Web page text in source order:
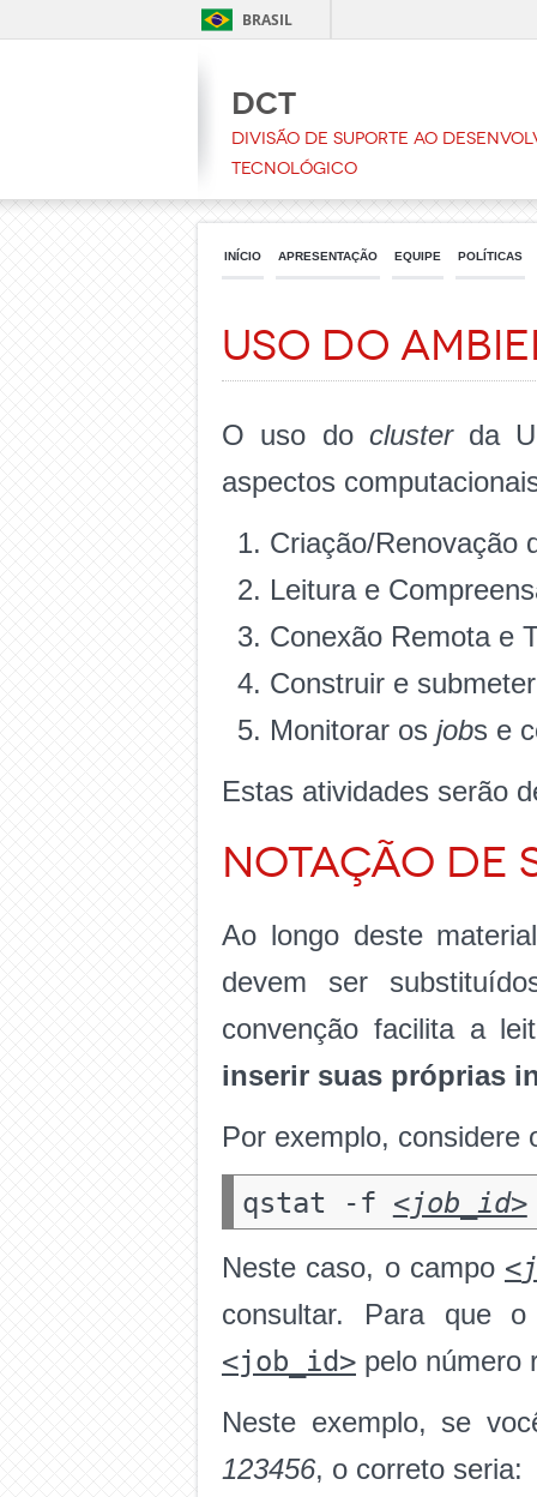
BRASIL
DCT
Divisão de Suporte ao
Tecnológico
INÍCIO APRESENTAÇÃO EQUIPE POLÍTICAS
Uso do
O uso do clusterda
aspectos
Criação/Renovação
Leitura e
Conexão Remota e
Construir e
Monitorar os jobs e
Estas atividades serão
Notação de
Ao longo deste
devem ser
convenção facilita a
inserir suas próprias
Por exemplo, considere
qstat -f <job_id>
Neste caso, o campo <
consultar. Para que o
<job_id> pelo número
Neste exemplo, se
123456, o correto seria: